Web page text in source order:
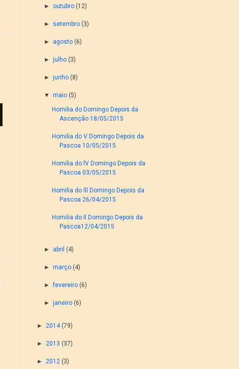
►outubro (12)
► setembro (3)
► agosto (6)
►julho (3)
►junho (8)
▼ maio (5)
Homilia do Domingo Depois da
Ascenção 18/05/2015
Homilia do V Domingo Depois da
Pascoa 10/05/2015
Homilia do lV Domingo Depois da
Pascoa 03/05/2015
Homilia do lll Domingo Depois da
Pascoa 26/04/2015
Homilia do Il Domingo Depois da
Pascoa12/04/2015
► abril (4)
►março (4)
►fevereiro (6)
►janeiro (6)
► 2014 (79)
► 2013 (37)
► 2012 (3)